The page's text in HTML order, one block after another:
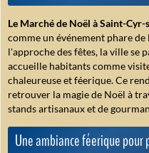
Le Marché de Noël à Saint-
comme un événement phare
l'approche des fêtes, la ville se
accueille habitants comme
chaleureuse et féerique. Ce
retrouver la magie de Noël à
stands artisanaux et de
Une ambiance féerique